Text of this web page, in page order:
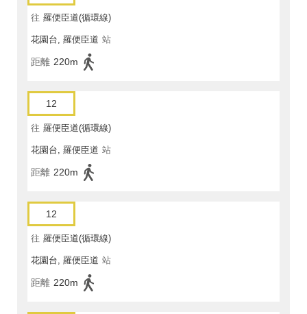
往 羅便臣道(循環線)
花園台, 羅便臣道 站
距離 220m
12
往 羅便臣道(循環線)
花園台, 羅便臣道 站
距離 220m
12
往 羅便臣道(循環線)
花園台, 羅便臣道 站
距離 220m